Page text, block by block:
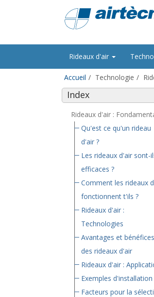
Rideaux d'air
Accueil Technologie
Index
Rideaux d'air :
Qu'est ce qu'un rideau
d'air ?
Les rideaux d'air sont-
efficaces ?
Comment les rideaux
fonctionnent t'ils ?
Rideaux d'air :
Technologies
Avantages et bénéfices
des rideaux d'air
Rideaux d'air :
Exemples d'installation
Facteurs pour la